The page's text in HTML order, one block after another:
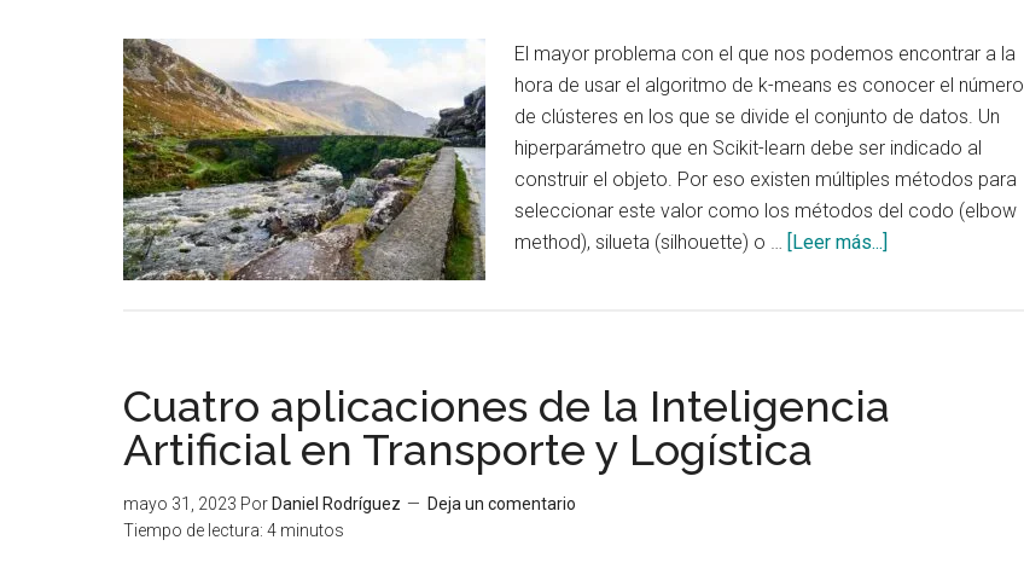
El mayor problema con el que nos podemos encontrar a la
hora de usar el algoritmo de k-means es conocer el número
de clústeres en los que se divide el conjunto de datos. Un
hiperparámetro que en Scikit-learn debe ser indicado al
construir el objeto. Por eso existen múltiples métodos para
seleccionar este valor como los métodos del codo (elbow
method), silueta (silhouette) o … [Leer más...]
clústeres
Cuatro aplicaciones de la Inteligencia
Artificial en Transporte y Logística
mayo 31, 2023 Por Daniel Rodríguez
Deja un comentario
Tiempo de lectura: 4 minutos